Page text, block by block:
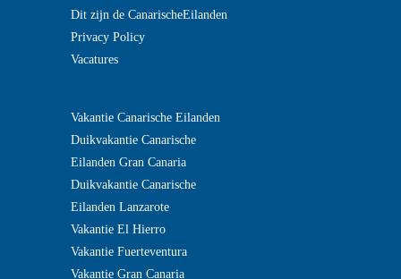
Dit zijn de CanarischeEilanden
Privacy Policy
Vacatures
Vakantie Canarische Eilanden
Duikvakantie Canarische
Eilanden Gran Canaria
Duikvakantie Canarische
Eilanden Lanzarote
Vakantie El Hierro
Vakantie Fuerteventura
Vakantie Gran Canaria
>